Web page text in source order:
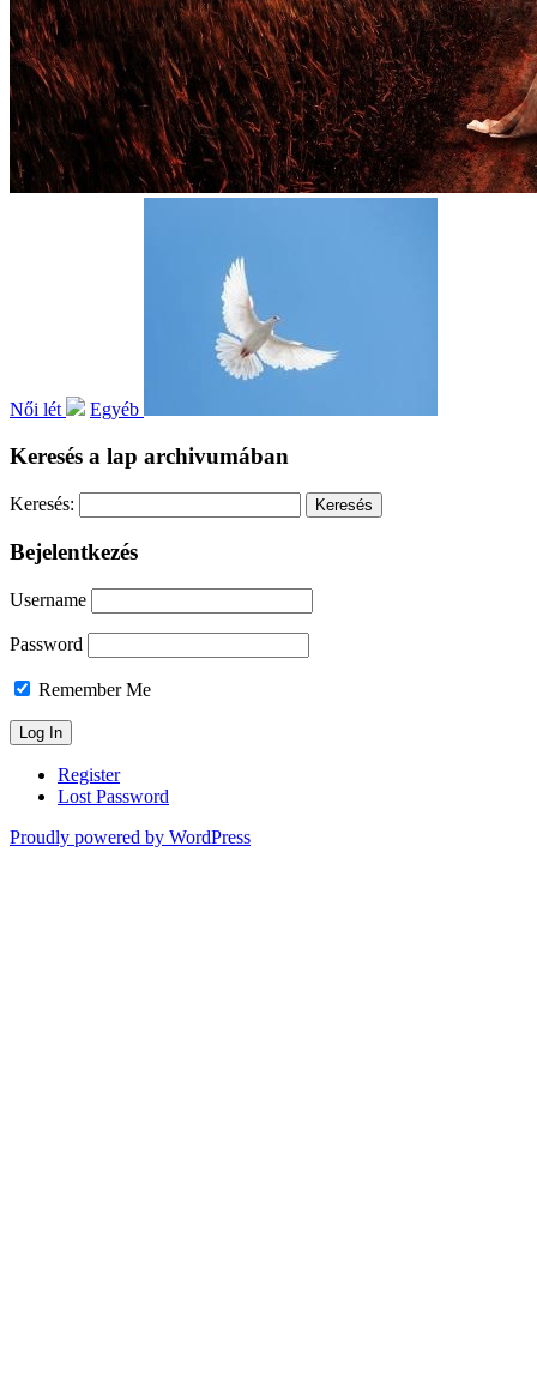
Női lét Egyéb
Keresés a lap archivumában
Keresés:
Bejelentkezés
Username
Password
Remember Me
Register
Lost Password
Proudly powered by WordPress